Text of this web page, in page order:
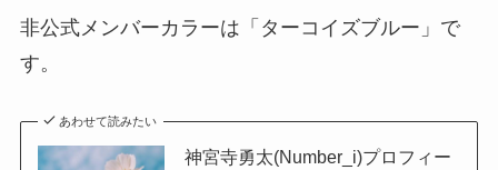
非公式メンバーカラーは「ターコイズブルー」で
す。
あわせて読みたい
神宮寺勇太(Number_i)プロフィー